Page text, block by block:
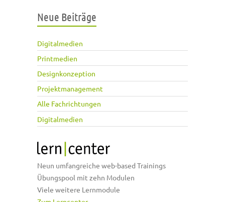
Neue Beiträge
Digitalmedien
Printmedien
Designkonzeption
Projektmanagement
Alle Fachrichtungen
Digitalmedien
Neun umfangreiche web-based Trainings
Übungspool mit zehn Modulen
Viele weitere Lernmodule